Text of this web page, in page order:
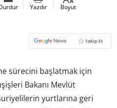
Yazdır Boyut
sürecini başlatmak için
Bakanı Mevlüt
yurtlarına geri